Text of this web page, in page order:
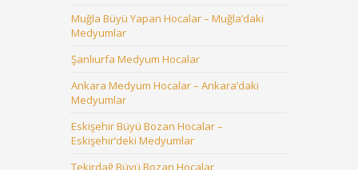
Muğla Büyü Yapan Hocalar – Muğla’daki
Medyumlar
Şanlıurfa Medyum Hocalar
Ankara Medyum Hocalar – Ankara’daki
Medyumlar
Eskişehir Büyü Bozan Hocalar –
Eskişehir’deki Medyumlar
Tekirdağ Büyü Bozan Hocalar